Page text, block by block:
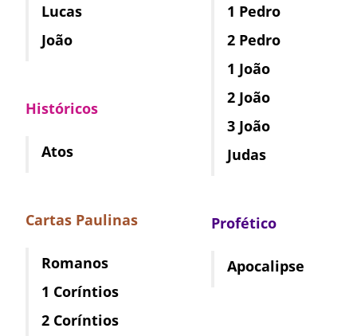
Lucas
João
Históricos
Atos
Cartas Paulinas
Romanos
1 Coríntios
2 Coríntios
1 Pedro
2 Pedro
1 João
2 João
3 João
Judas
Profético
Apocalipse